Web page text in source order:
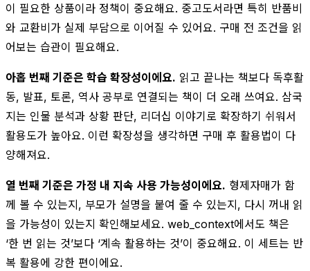
이 필요한 상품이라 정책이 중요해요. 중고도서라면 특히 반품비
와 교환비가 실제 부담으로 이어질 수 있어요. 구매 전 조건을 읽
어보는 습관이 필요해요.
아홉 번째 기준은 학습 확장성이에요. 읽고 끝나는 책보다 독후활
동, 발표, 토론, 역사 공부로 연결되는 책이 더 오래 쓰여요. 삼국
지는 인물 분석과 상황 판단, 리더십 이야기로 확장하기 쉬워서
활용도가 높아요. 이런 확장성을 생각하면 구매 후 활용법이 다
양해져요.
열 번째 기준은 가정 내 지속 사용 가능성이에요. 형제자매가 함
께 볼 수 있는지, 부모가 설명을 붙여 줄 수 있는지, 다시 꺼내 읽
을 가능성이 있는지 확인해보세요. web_context에서도 책은
‘한 번 읽는 것’보다 ‘계속 활용하는 것’이 중요해요. 이 세트는 반
복 활용에 강한 편이에요.